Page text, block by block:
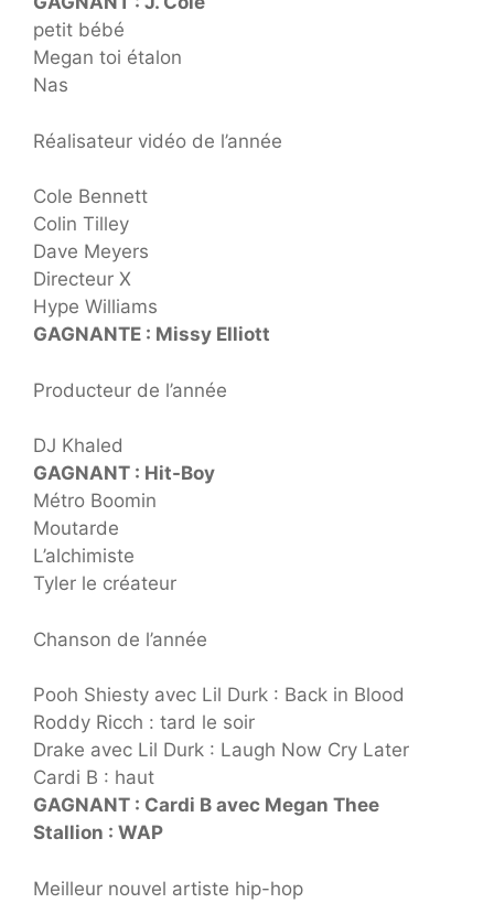
petit bébé
Megan toi étalon
Nas
Réalisateur vidéo de l’année
Cole Bennett
Colin Tilley
Dave Meyers
Directeur X
Hype Williams
GAGNANTE : Missy Elliott
Producteur de l’année
DJ Khaled
GAGNANT : Hit-Boy
Métro Boomin
Moutarde
L’alchimiste
Tyler le créateur
Chanson de l’année
Pooh Shiesty avec Lil Durk : Back in Blood
Roddy Ricch : tard le soir
Drake avec Lil Durk : Laugh Now Cry Later
Cardi B : haut
GAGNANT : Cardi B avec Megan Thee
Stallion : WAP
Meilleur nouvel artiste hip-hop